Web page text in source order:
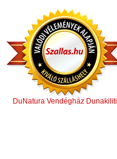
DuNatura Vendégház Dunakiliti